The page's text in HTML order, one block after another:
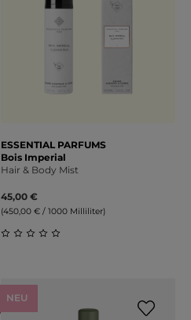
ESSENTIAL PARFUMS
Bois Imperial
Hair & Body Mist
45,00 €
(450,00 € / 1000 Milliliter)
NEU